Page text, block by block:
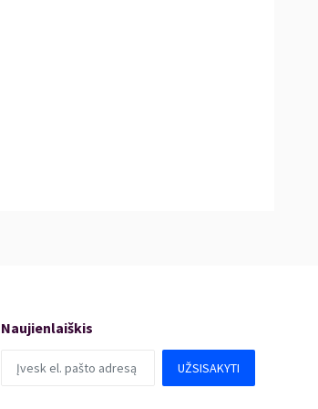
Naujienlaiškis
UŽSISAKYTI